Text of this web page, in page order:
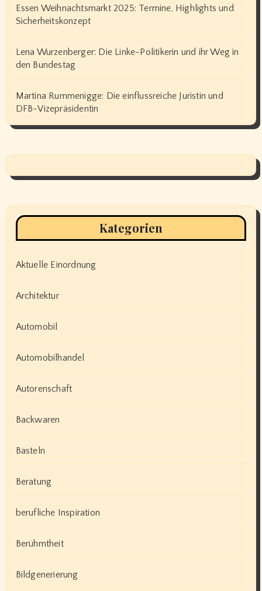
Essen Weihnachtsmarkt 2025: Termine, Highlights und
Sicherheitskonzept
Lena Wurzenberger: Die Linke-Politikerin und ihr Weg in
den Bundestag
Martina Rummenigge: Die einflussreiche Juristin und
DFB-Vizepräsidentin
Kategorien
Aktuelle Einordnung
Architektur
Automobil
Automobilhandel
Autorenschaft
Backwaren
Basteln
Beratung
berufliche Inspiration
Berühmtheit
Bildgenerierung